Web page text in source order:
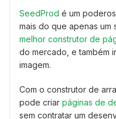
SeedProd é um
mais do que apenas um
melhor construtor de
do mercado, e também
imagem.
Com o construtor de
pode criar páginas de
sem contratar um